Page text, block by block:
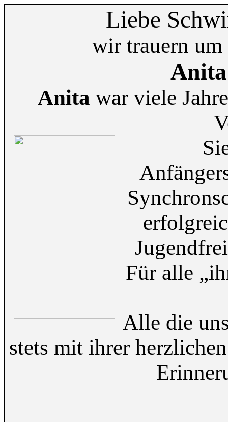
Liebe
wir trauern
Anita war viele
Für alle
Alle die
stets mit ihrer